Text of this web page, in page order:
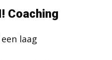
Coaching
laag